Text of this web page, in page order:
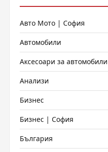
Авто Мото | София
Автомобили
Аксесоари за автомобили
Анализи
Бизнес
Бизнес | София
България